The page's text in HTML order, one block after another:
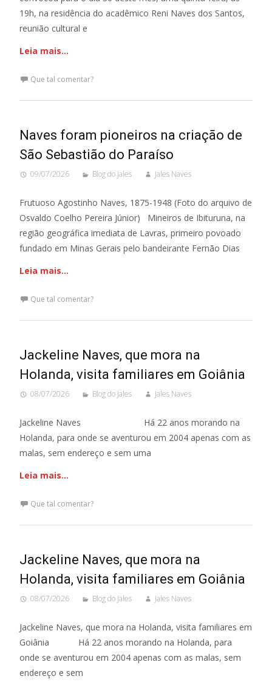
19h, na residência do acadêmico Reni Naves dos Santos,
reunião cultural e
Leia mais…
Que tal comentar?
Naves foram pioneiros na criação de
São Sebastião do Paraíso
09/07/2026 Blog do Jales Jales Naves
Frutuoso Agostinho Naves, 1875-1948 (Foto do arquivo de
Osvaldo Coelho Pereira Júnior) Mineiros de Ibituruna, na
região geográfica imediata de Lavras, primeiro povoado
fundado em Minas Gerais pelo bandeirante Fernão Dias
Leia mais…
Que tal comentar?
Jackeline Naves, que mora na
Holanda, visita familiares em Goiânia
08/07/2026 Blog do Jales Jales Naves
Jackeline Naves Há 22 anos morando na
Holanda, para onde se aventurou em 2004 apenas com as
malas, sem endereço e sem uma
Leia mais…
Que tal comentar?
Jackeline Naves, que mora na
Holanda, visita familiares em Goiânia
08/07/2026 Blog do Jales Jales Naves
Jackeline Naves, que mora na Holanda, visita familiares em
Goiânia Há 22 anos morando na Holanda, para
onde se aventurou em 2004 apenas com as malas, sem
endereço e sem